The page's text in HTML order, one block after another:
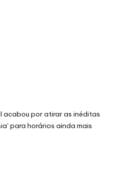
acabou por atirar as inéditas
para horários ainda mais